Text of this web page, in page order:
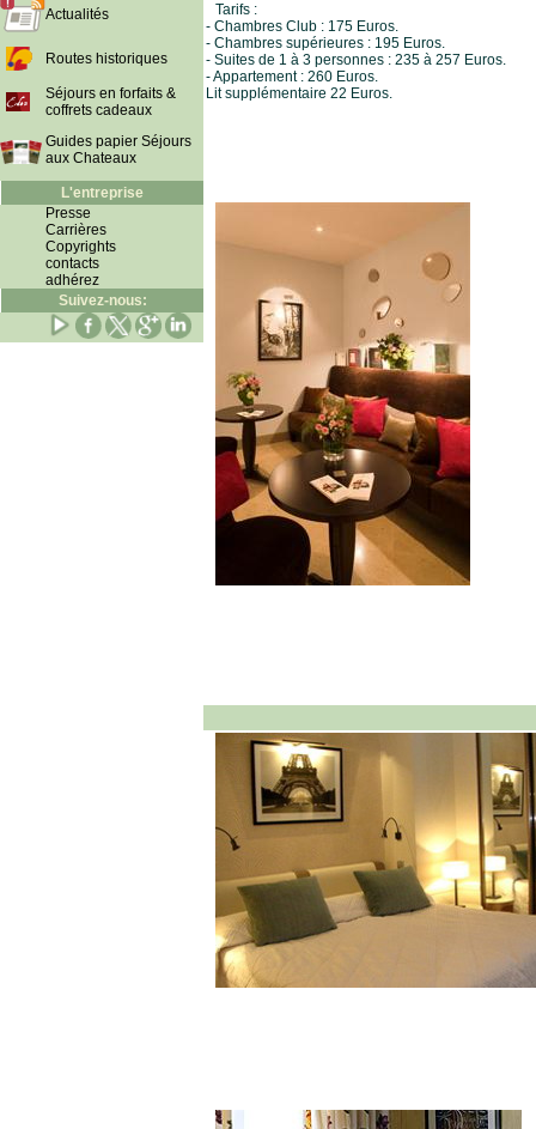
Actualités
Routes historiques
Séjours en forfaits &
coffrets cadeaux
Guides papier Séjours
aux Chateaux
L'entreprise
Presse
Carrières
Copyrights
contacts
adhérez
Suivez-nous:
Tarifs :
- Chambres Club : 175 Euros.
- Chambres supérieures : 195 Euros.
- Suites de 1 à 3 personnes : 235 à 257 Euros.
- Appartement : 260 Euros.
Lit supplémentaire 22 Euros.